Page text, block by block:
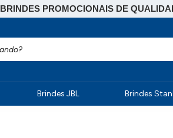
BRINDES PROMOCIONAIS DE
Brindes JBL Brindes